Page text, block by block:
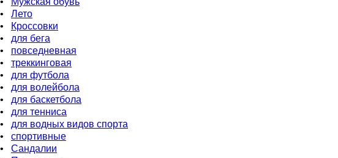
• Лето
•
Кроссовки
• для бега
• повседневная
• треккинговая
• для футбола
• для волейбола
• для баскетбола
• для тенниса
• для водных видов спорта
• спортивные
• Сандалии